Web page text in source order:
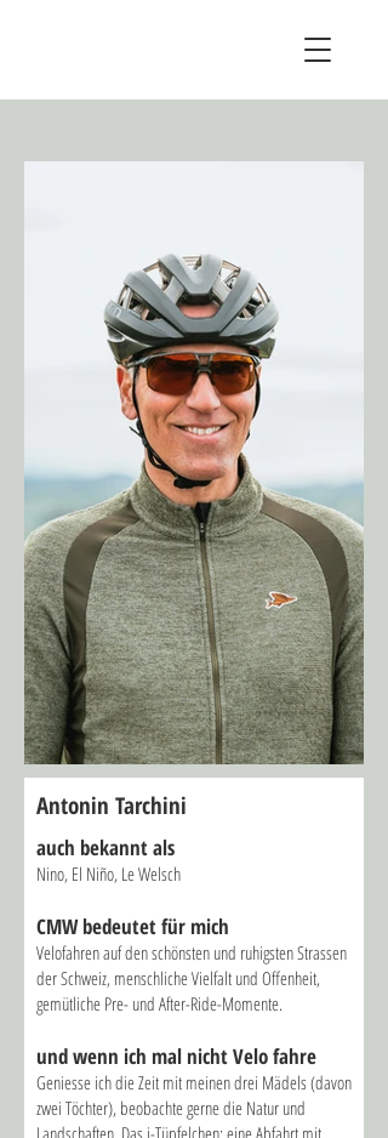
Antonin Tarchini
auch bekannt als
Nino, El Niño, Le Welsch
CMW bedeutet für mich
Velofahren auf den schönsten und ruhigsten Strassen
der Schweiz, menschliche Vielfalt und Offenheit,
gemütliche Pre- und After-Ride-Momente.
und wenn ich mal nicht Velo fahre
Geniesse ich die Zeit mit meinen drei Mädels (davon
zwei Töchter), beobachte gerne die Natur und
Landschaften. Das i-Tüpfelchen: eine Abfahrt mit